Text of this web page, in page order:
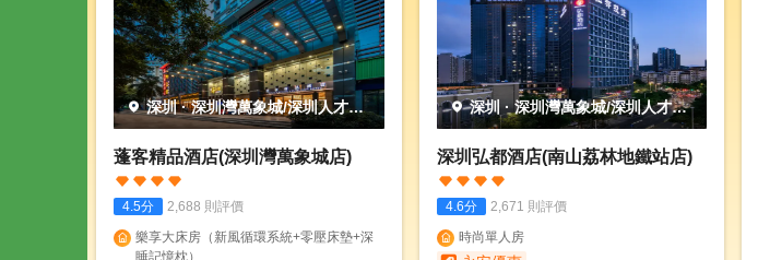
深圳·深圳灣萬象城/深圳人才公
園
蓬客精品酒店(深圳灣萬象城店)
4.5分 2,688 則評價
樂享大床房（新風循環系統+零壓床墊+深
睡記憶枕）
深圳·深圳灣萬象城/深圳人才公
園
深圳弘都酒店(南山荔林地鐵站店)
4.6分 2,671 則評價
時尚單人房